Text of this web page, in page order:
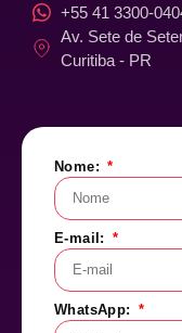
+55 41 3300-
Av. Sete de
Curitiba - PR
Nome:
E-mail:
WhatsApp: